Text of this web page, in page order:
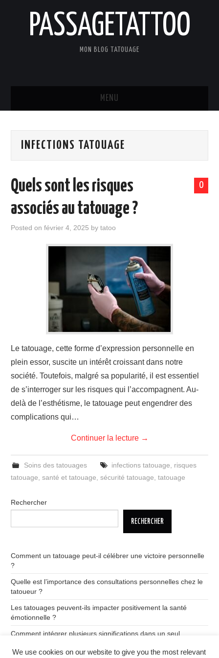
PASSAGETATTOO
MON BLOG TATOUAGE
MENU
BLOG
ART ET CULTURE
INSPIRATION
INFECTIONS TATOUAGE
0
Quels sont les risques
associés au tatouage ?
Posted onfévrier 4, 2025 bytatoo
Le tatouage, cette forme d’expression personnelle en
plein essor, suscite un intérêt croissant dans notre
société. Toutefois, malgré sa popularité, il est essentiel
de s’interroger sur les risques qui l’accompagnent. Au-
delà de l’esthétisme, le tatouage peut engendrer des
complications qui…
Continuer la lecture →
Soins des tatouages infections tatouage
risques
tatouage ,santé et tatouage ,sécurité tatouage ,tatouage
Rechercher
RECHERCHER
Comment un tatouage peut-il célébrer une victoire personnelle
?
Quelle est l’importance des consultations personnelles chez le
tatoueur ?
Les tatouages peuvent-ils impacter positivement la santé
émotionnelle ?
Comment intégrer plusieurs significations dans un seul
We use cookies on our website to give you the most relevant